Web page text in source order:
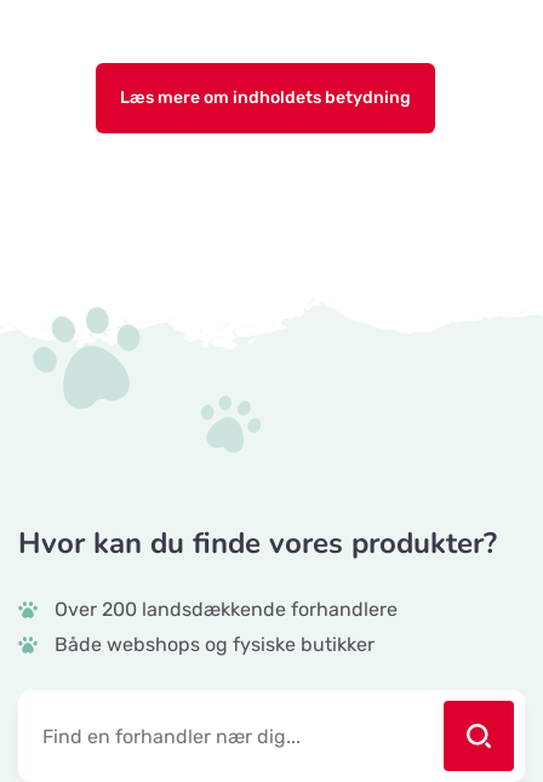
Læs mere om indholdets betydning
Hvor kan du finde vores produkter?
Over 200 landsdækkende forhandlere
Både webshops og fysiske butikker